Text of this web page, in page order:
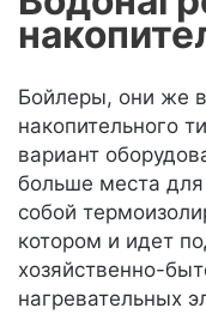
Бойлеры, они же
накопительного
вариант
больше места
собой
котором и идет
хозяйственно-
нагревательных